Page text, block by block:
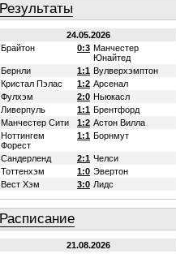
Результаты
24.05.2026
Брайтон
0:3 Манчестер
Юнайтед
Бернли
1:1 Вулверхэмптон
Кристал Пэлас
1:2 Арсенал
Фулхэм
2:0 Ньюкасл
Ливерпуль
1:1 Брентфорд
Манчестер Сити
1:2 Астон Вилла
Ноттингем
Форест
1:1 Борнмут
Сандерленд 2:1 Челси
Тоттенхэм
1:0 Эвертон
Вест Хэм
3:0 Лидс
Расписание
21.08.2026